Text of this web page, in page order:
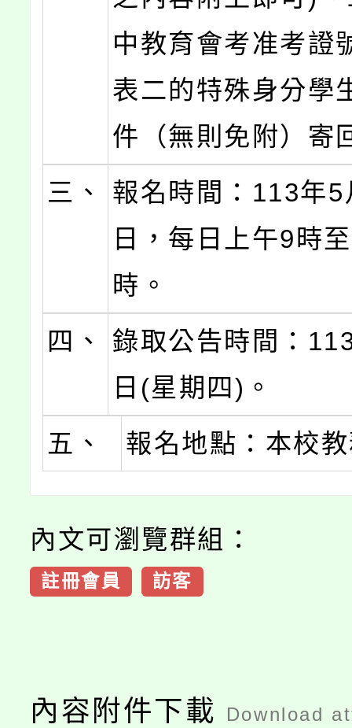
中教育會考准考證
表二的特殊身分學
件（無則免附）寄
三、
報名時間：113年
日，每日上午9時
時。
四、
錄取公告時間：
日(星期四)。
五、
報名地點：本校
內文可瀏覽群組：
註冊會員 訪客
內容附件下載 Download